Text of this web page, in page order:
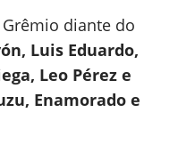
diante do
Luis Eduardo,
Leo Pérez e
Enamorado e